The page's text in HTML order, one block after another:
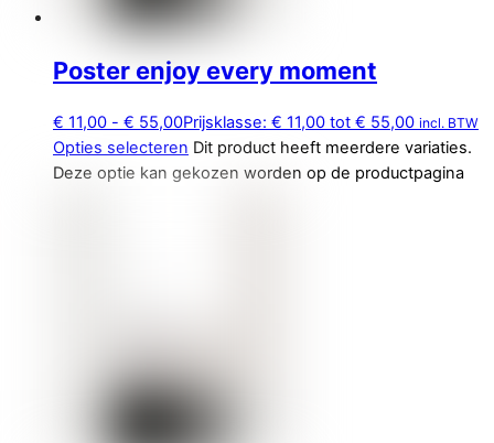
Poster enjoy every moment
€ 11,00 - € 55,00Prijsklasse: € 11,00 tot € 55,00 incl. BTW
Opties selecteren Dit product heeft meerdere variaties.
Deze optie kan gekozen worden op de productpagina